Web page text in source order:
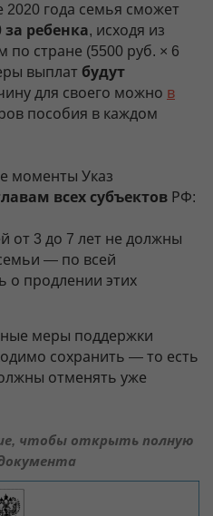
года семья сможет
за ребенка, исходя из
стране (5500 руб. × 6
выплат будут
для своего можно в
пособия в каждом
моменты Указ
всех субъектов РФ:
от 3 до 7 лет не должны
— по всей
о продлении этих
меры поддержки
сохранить — то есть
отменять уже
чтобы открыть полную